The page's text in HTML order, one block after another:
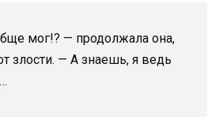
мог!? — продолжала она,
злости. — А знаешь, я ведь